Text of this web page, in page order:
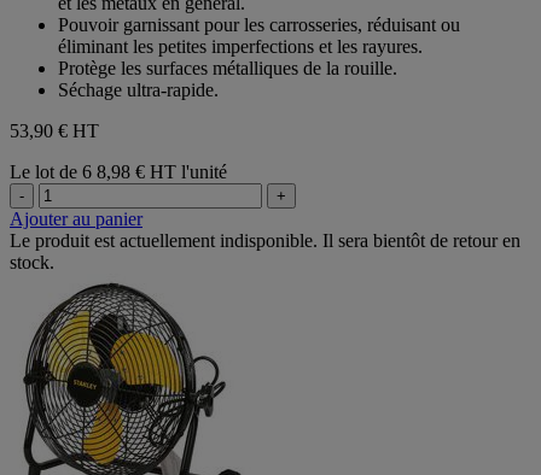
Pouvoir garnissant pour les carrosseries, réduisant ou
éliminant les petites imperfections et les rayures.
Protège les surfaces métalliques de la rouille.
Séchage ultra-rapide.
53,90 € HT
Le lot de 6 8,98 € HT l'unité
- +
Ajouter au panier
Le produit est actuellement indisponible. Il sera bientôt de retour en
stock.